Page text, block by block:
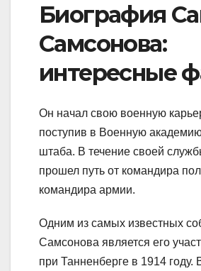
Биография
Самсонова:
интересные
Он начал свою военную
поступив в Военную
штаба. В течение своей
прошел путь от командира
командира армии.
Одним из самых известных
Самсонова является его
при Танненберге в 1914 году.